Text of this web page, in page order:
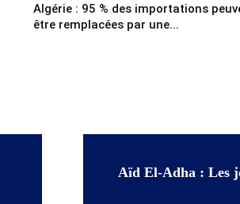
Algérie : 95 % des importations
être remplacées par une...
Aïd El-Adha : Les